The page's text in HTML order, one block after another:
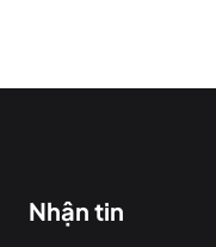
Nhận tin